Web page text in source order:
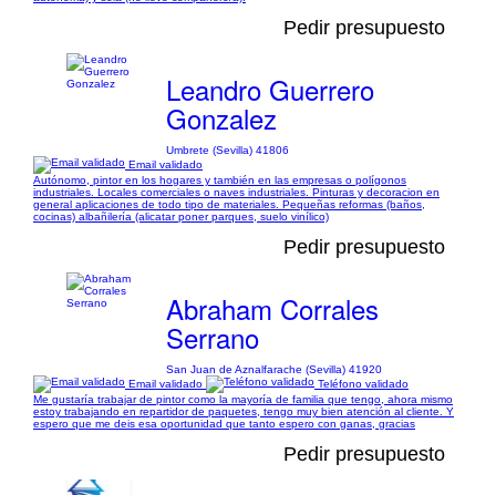
Pedir presupuesto
Leandro Guerrero
Gonzalez
Umbrete (Sevilla) 41806
Email validado
Autónomo, pintor en los hogares y también en las empresas o polígonos
industriales. Locales comerciales o naves industriales. Pinturas y decoracion en
general aplicaciones de todo tipo de materiales. Pequeñas reformas (baños,
cocinas) albañilería (alicatar poner parques, suelo vinílico)
Pedir presupuesto
Abraham Corrales
Serrano
San Juan de Aznalfarache (Sevilla) 41920
Email validado
Teléfono validado
Me gustaría trabajar de pintor como la mayoría de familia que tengo, ahora mismo
estoy trabajando en repartidor de paquetes, tengo muy bien atención al cliente. Y
espero que me deis esa oportunidad que tanto espero con ganas, gracias
Pedir presupuesto